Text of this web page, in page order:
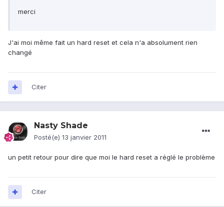
merci
J'ai moi même fait un hard reset et cela n'a absolument rien
changé
Citer
Nasty Shade
Posté(e) 13 janvier 2011
un petit retour pour dire que moi le hard reset a réglé le problème
Citer